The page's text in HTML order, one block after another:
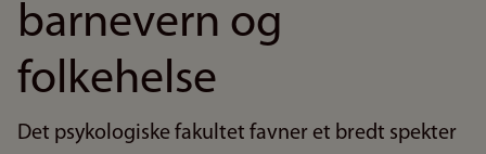
barnevern og
folkehelse
Det psykologiske fakultet favner et bredt spekter